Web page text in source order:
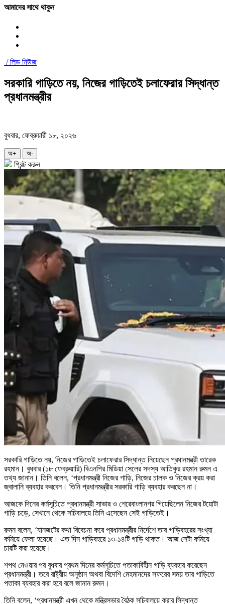
আমাদের সাথে থাকুন
/লিড নিউজ
সরকারি গাড়িতে নয়, নিজের গাড়িতেই চলাফেরার সিদ্ধান্ত
প্রধানমন্ত্রীর
বুধবার, ফেব্রুয়ারী ১৮, ২০২৬
অ+ অ-
প্রিন্ট করুন
সরকারি গাড়িতে নয়, নিজের গাড়িতেই চলাফেরার সিদ্ধান্ত নিয়েছেন প্রধানমন্ত্রী তারেক
রহমান। বুধবার (১৮ ফেব্রুয়ারি) বিএনপির মিডিয়া সেলের সদস্য আতিকুর রহমান রুমন এ
তথ্য জানান। তিনি বলেন, ‘প্রধানমন্ত্রী নিজের গাড়ি, নিজের চালক ও নিজের ক্রয় করা
জ্বালানি ব্যবহার করবেন। তিনি প্রধানমন্ত্রীর সরকারি গাড়ি ব্যবহার করছেন না।
আজকে দিনের কর্মসূচিতে প্রধানমন্ত্রী সাভার ও শেরেবাংলানগর গিয়েছিলেন নিজের টয়োটা
গাড়ি চড়ে, সেখানে থেকে সচিবালয়ে তিনি এসেছেন সেই গাড়িতেই।
রুমন বলেন, ‘যানজটের কথা বিবেচনা করে প্রধানমন্ত্রীর নির্দেশে তার গাড়িবহরের সংখ্যা
কমিয়ে ফেলা হয়েছে। এত দিন গাড়িবহরে ১৩-১৪টি গাড়ি থাকত। আজ সেটা কমিয়ে
চারটি করা হয়েছে।
শপথ নেওয়ার পর বুধবার প্রথম দিনের কর্মসূচিতে পতাকাবিহীন গাড়ি ব্যবহার করেছেন
প্রধানমন্ত্রী। তবে রাষ্ট্রীয় অনুষ্ঠান অথবা বিদেশি মেহমানদের সফরের সময় তার গাড়িতে
পতাকা ব্যবহার করা হবে বলে জানান রুমন।
তিনি বলেন, ‘প্রধানমন্ত্রী এখন থেকে মন্ত্রিসভার বৈঠক সচিবালয়ে করার সিদ্ধান্ত